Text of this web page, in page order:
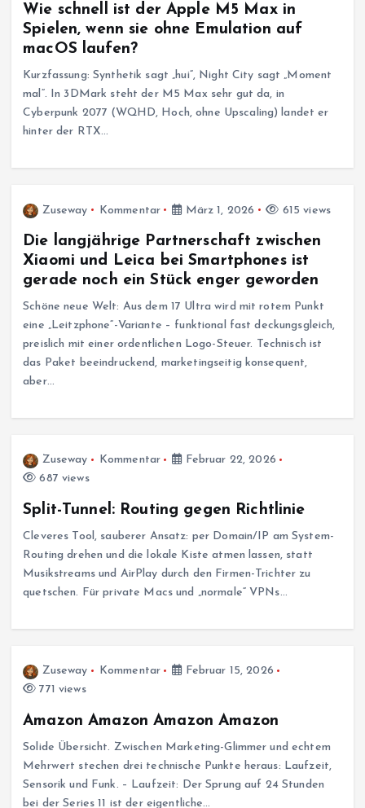
Wie schnell ist der Apple M5 Max in
Spielen, wenn sie ohne Emulation auf
macOS laufen?
Kurzfassung: Synthetik sagt „hui“, Night City sagt „Moment
mal“. In 3DMark steht der M5 Max sehr gut da, in
Cyberpunk 2077 (WQHD, Hoch, ohne Upscaling) landet er
hinter der RTX…
Zuseway Kommentar März 1, 2026 615 views
Die langjährige Partnerschaft zwischen
Xiaomi und Leica bei Smartphones ist
gerade noch ein Stück enger geworden
Schöne neue Welt: Aus dem 17 Ultra wird mit rotem Punkt
eine „Leitzphone“-Variante – funktional fast deckungsgleich,
preislich mit einer ordentlichen Logo-Steuer. Technisch ist
das Paket beeindruckend, marketingseitig konsequent,
aber…
Zuseway Kommentar
Februar 22, 2026
687 views
Split-Tunnel: Routing gegen Richtlinie
Cleveres Tool, sauberer Ansatz: per Domain/IP am System-
Routing drehen und die lokale Kiste atmen lassen, statt
Musikstreams und AirPlay durch den Firmen-Trichter zu
quetschen. Für private Macs und „normale“ VPNs…
Zuseway Kommentar
Februar 15, 2026
771 views
Amazon Amazon Amazon Amazon
Solide Übersicht. Zwischen Marketing-Glimmer und echtem
Mehrwert stechen drei technische Punkte heraus: Laufzeit,
Sensorik und Funk. – Laufzeit: Der Sprung auf 24 Stunden
bei der Series 11 ist der eigentliche…